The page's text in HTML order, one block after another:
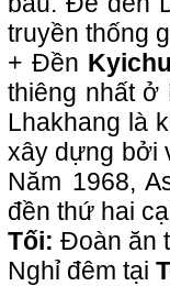
truyền thống
+ Đền
thiêng nhất ở
Lhakhang là
xây dựng bởi
Năm 1968,
đền thứ hai
Tối: Đoàn ăn
Nghỉ đêm tại